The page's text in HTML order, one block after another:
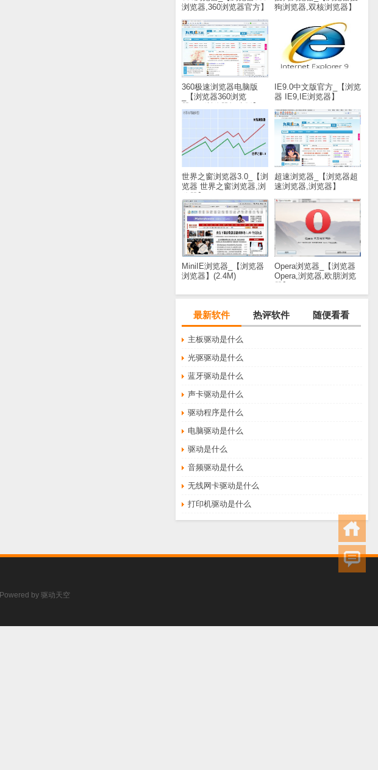
浏览器,360浏览器官方】
狗浏览器,双核浏览器】
360极速浏览器电脑版
_【浏览器360浏览
(38.8M)
IE9.0中文版官方_【浏览
器 IE9,IE浏览器】
世界之窗浏览器3.0_【浏
览器 世界之窗浏览器,浏
超速浏览器_【浏览器超
速浏览器,浏览器】
MiniIE浏览器_【浏览器
浏览器】(2.4M)
Opera浏览器_【浏览器
Opera,浏览器,欧朋浏览
最新软件 热评软件 随便看看
主板驱动是什么
光驱驱动是什么
蓝牙驱动是什么
声卡驱动是什么
驱动程序是什么
电脑驱动是什么
驱动是什么
音频驱动是什么
无线网卡驱动是什么
打印机驱动是什么
Powered by 驱动天空